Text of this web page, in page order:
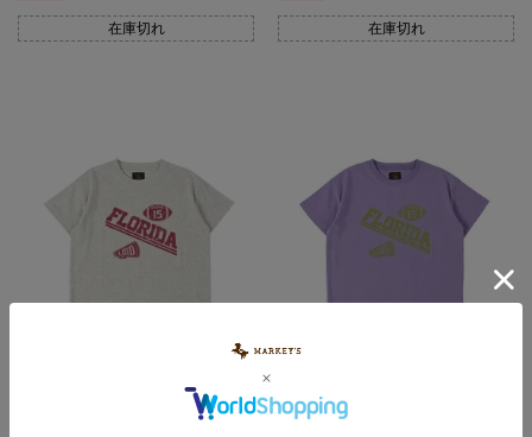
在庫切れ 在庫切れ
【TIME SALE】ハンソデプリントTシャ
【TIME SALE】ハンソデプリントTシャ